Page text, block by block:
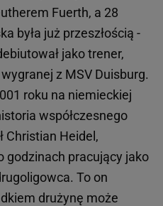
Fuerth, a 28
była już przeszłością -
jako trener,
z MSV Duisburg.
roku na niemieckiej
współczesnego
Christian Heidel,
godzinach pracujący jako
To on
drużynę może